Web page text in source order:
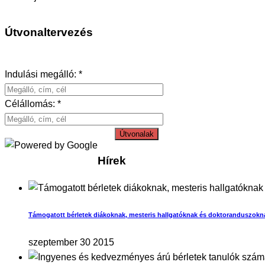
Útvonaltervezés
Indulási megálló: *
Célállomás: *
Útvonalak
Hírek
Támogatott bérletek diákoknak, mesteris hallgatóknak és
szeptember 30 2015